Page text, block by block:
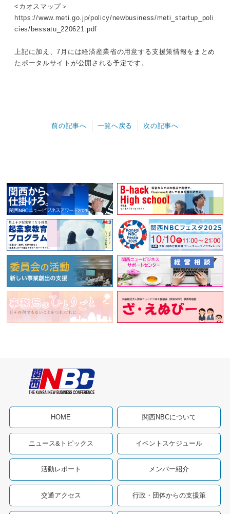
<カオスマップ＞
https://www.meti.go.jp/policy/newbusiness/meti_startup_poli
cies/bessatu_220621.pdf
上記に加え、7月には経済産業省の用意する支援策情報をまとめ
たポータルサイトが公開される予定です。
前の記事へ 一覧へ戻る 次の記事へ
HOME 関西NBCについて
ニュース&トピックス イベントスケジュール
活動レポート メンバー紹介
交通アクセス 行政・団体からの支援策